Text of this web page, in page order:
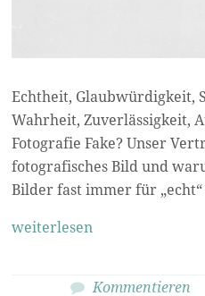
Echtheit, Glaubwürdigkeit,
Wahrheit, Zuverlässigkeit,
Fotografie Fake? Unser
fotografisches Bild und
Bilder fast immer für
weiterlesen
Kommentieren